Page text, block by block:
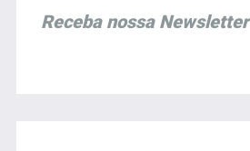
Receba nossa Newsletter